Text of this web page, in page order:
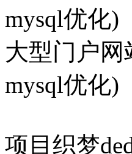
mysql优化)
大型门户网
mysql优化)
项目织梦